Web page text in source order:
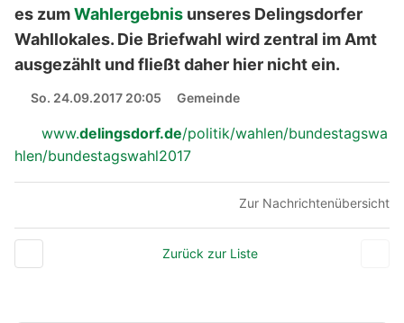
es zumWahlergebnis unseres Delingsdorfer
Wahllokales. Die Briefwahl wird zentral im Amt
ausgezählt und fließt daher hier nicht ein.
So. 24.09.2017 20:05 Gemeinde
www.delingsdorf.de/politik/wahlen/bundestagswa
hlen/bundestagswahl2017
Zur Nachrichtenübersicht
Zurück zur Liste